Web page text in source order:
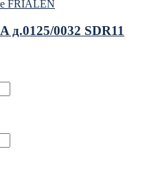
FRIALEN
д.0125/0032 SDR11